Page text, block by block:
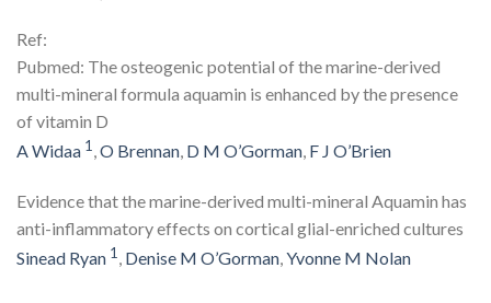
Ref:
Pubmed: The osteogenic potential of the marine-derived
multi-mineral formula aquamin is enhanced by the presence
of vitamin D
A Widaa 1 ,O Brennan, D M O’Gorman, F J O’Brien
Evidence that the marine-derived multi-mineral Aquamin has
anti-inflammatory effects on cortical glial-enriched cultures
Sinead Ryan 1 , Denise M O’Gorman,Yvonne M Nolan